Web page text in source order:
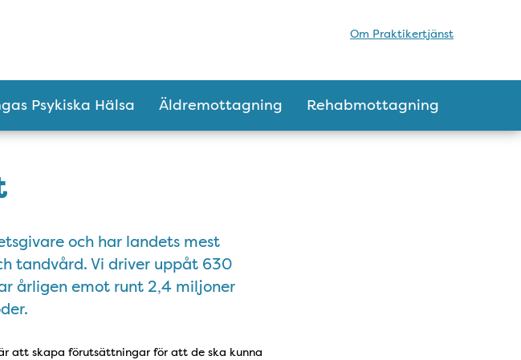
Om Praktikertjänst
Psykiska Hälsa Äldremottagning Rehabmottagning
och har landets mest
tandvård. Vi driver uppåt 630
årligen emot runt 2,4 miljoner
att skapa förutsättningar för att de ska kunna